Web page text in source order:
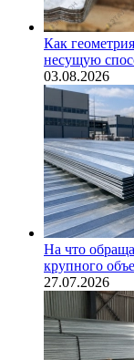
Как
несущую
03.08.2026
На что
крупного
27.07.2026